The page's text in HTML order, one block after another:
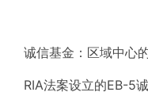
诚信基金 ：区域中心
RIA法案设立的EB-5